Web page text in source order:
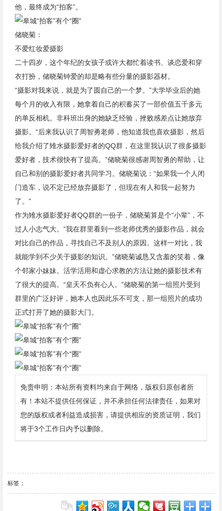
他，最终成为“拍客”。
储晓菊：
不爱红妆爱摄影
二十四岁，这个年纪的女孩子或许大都忙着读书、谈恋爱和穿
衣打扮，储晓菊钟爱的却是略有些分量的摄影器材。
“摄影对我来说，就是为了圆自己的一个梦。”大学毕业后的她
每个月的收入有限，她拿着自己的积蓄买了一部价值五千多元
的单反相机。非科班出身的她缺乏经验，挫败感差点让她放弃
摄影。“后来我认识了周智勇老师，他知道我也喜欢摄影，然后
给我介绍了雉水摄影爱好者的QQ群，在这里我认识了很多摄影
爱好者，技术很快有了提高。”储晓菊很感谢周智勇的帮助，让
自己和别的摄影爱好者共同学习。储晓菊说：“如果我一个人闭
门造车，说不定已经放弃摄影了，但现在有人和我一起努力
了。”
作为雉水摄影爱好者QQ群的一份子，储晓菊算是个“小辈”，不
过人小志气大。“我在群里看到一些老师优秀的摄影作品，就会
对比自己的作品，寻找自己不及别人的原因。这样一对比，我
就能学到不少关于摄影的知识。”储晓菊诚恳又含羞的笑着，像
个邻家小妹妹。活学活用和虚心求教的方法让她的摄影技术有
了很大的提高。“皇天不负有心人。”储晓菊的第一组照片受到
群里的广泛好评，她本人也因此乐不可支，那一组照片的成功
正式打开了她的摄影大门。
免责申明：本站所有资料均来自于网络，版权归原创者所
有！本站不提供任何保证，并不承担任何法律责任，如果对
您的版权或者利益造成损害，请提供相应的资质证明，我们
将于3个工作日内予以删除。
标签：